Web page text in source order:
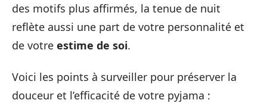
des motifs plus affirmés, la tenue de nuit
reflète aussi une part de votre personnalité et
de votre estime de soi.
Voici les points à surveiller pour préserver la
douceur et l’efficacité de votre pyjama :